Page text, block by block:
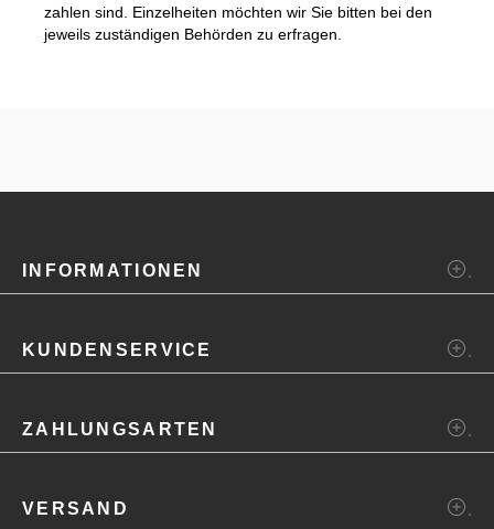
zahlen sind. Einzelheiten möchten wir Sie bitten bei den
jeweils zuständigen Behörden zu erfragen.
INFORMATIONEN
KUNDENSERVICE
ZAHLUNGSARTEN
VERSAND